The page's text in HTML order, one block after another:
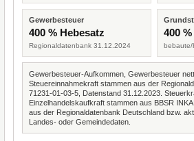
Gewerbesteuer
400 % Hebesatz
Regionaldatenbank 31.12.2024
400
bebaute/
Gewerbesteuer-Aufkommen, Gewerbesteuer
Steuereinnahmekraft stammen aus der
71231-01-03-5, Datenstand 31.12.2023.
Einzelhandelskaufkraft stammen aus BBSR
aus der Regionaldatenbank Deutschland bzw.
Landes- oder Gemeindedaten.